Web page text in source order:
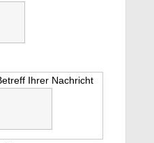
Ihrer Nachricht